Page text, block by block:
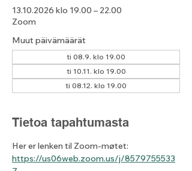
13.10.2026 klo 19.00 – 22.00
Zoom
Muut päivämäärät
ti 08.9. klo 19.00
ti 10.11. klo 19.00
ti 08.12. klo 19.00
Tietoa tapahtumasta
Her er lenken til Zoom-møtet:
https://us06web.zoom.us/j/8579755533